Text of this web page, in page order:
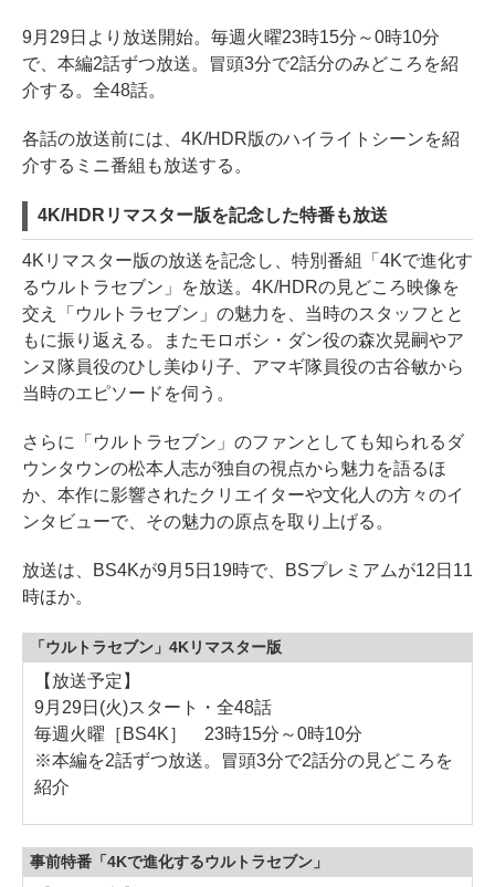
9月29日より放送開始。毎週火曜23時15分～0時10分
で、本編2話ずつ放送。冒頭3分で2話分のみどころを紹
介する。全48話。
各話の放送前には、4K/HDR版のハイライトシーンを紹
介するミニ番組も放送する。
4K/HDRリマスター版を記念した特番も放送
4Kリマスター版の放送を記念し、特別番組「4Kで進化す
るウルトラセブン」を放送。4K/HDRの見どころ映像を
交え「ウルトラセブン」の魅力を、当時のスタッフとと
もに振り返える。またモロボシ・ダン役の森次晃嗣やア
ンヌ隊員役のひし美ゆり子、アマギ隊員役の古谷敏から
当時のエピソードを伺う。
さらに「ウルトラセブン」のファンとしても知られるダ
ウンタウンの松本人志が独自の視点から魅力を語るほ
か、本作に影響されたクリエイターや文化人の方々のイ
ンタビューで、その魅力の原点を取り上げる。
放送は、BS4Kが9月5日19時で、BSプレミアムが12日11
時ほか。
「ウルトラセブン」4Kリマスター版
【放送予定】
9月29日(火)スタート・全48話
毎週火曜［BS4K］ 23時15分～0時10分
※本編を2話ずつ放送。冒頭3分で2話分の見どころを
紹介
事前特番「4Kで進化するウルトラセブン」